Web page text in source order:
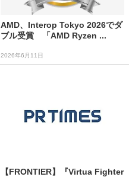
AMD、Interop Tokyo 2026でダ
ブル受賞 「AMD Ryzen ...
2026年6月11日
【FRONTIER】『Virtua Fighter